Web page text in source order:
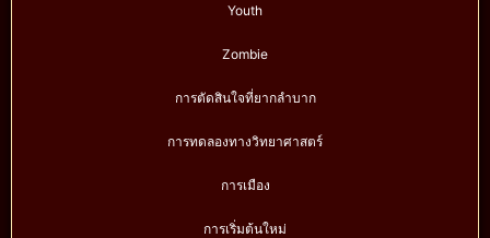
Youth
Zombie
การตัดสินใจที่ยากลำบาก
การทดลองทางวิทยาศาสตร์
การเมือง
การเริ่มต้นใหม่